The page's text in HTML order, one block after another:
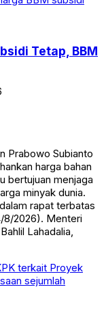
Tetap, BBM
Prabowo Subianto
harga bahan
bertujuan menjaga
minyak dunia.
rapat terbatas
8/2026). Menteri
Lahadalia,